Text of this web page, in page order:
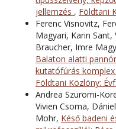
jellemzés , Földtani
Ferenc Visnovitz,
Magyari, Karin Sant,
Braucher, Imre
Balaton alatti
kutatófúrás
Földtani Közlöny:
Andrea Szuromi-
Vivien Csoma,
Mohr, Késő badeni